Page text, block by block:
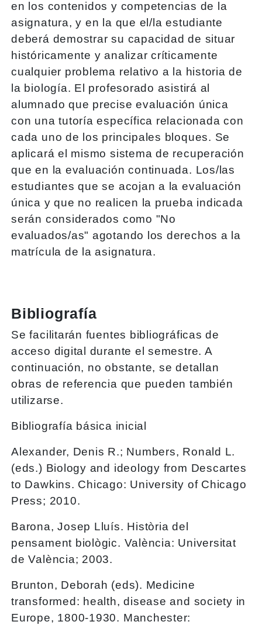
en los contenidos y competencias de la
asignatura, y en la que el/la estudiante
deberá demostrar su capacidad de situar
históricamente y analizar críticamente
cualquier problema relativo a la historia de
la biología. El profesorado asistirá al
alumnado que precise evaluación única
con una tutoría específica relacionada con
cada uno de los principales bloques. Se
aplicará el mismo sistema de recuperación
que en la evaluación continuada. Los/las
estudiantes que se acojan a la evaluación
única y que no realicen la prueba indicada
serán considerados como "No
evaluados/as" agotando los derechos a la
matrícula de la asignatura.
Bibliografía
Se facilitarán fuentes bibliográficas de
acceso digital durante el semestre. A
continuación, no obstante, se detallan
obras de referencia que pueden también
utilizarse.
Bibliografía básica inicial
Alexander, Denis R.; Numbers, Ronald L.
(eds.) Biology and ideology from Descartes
to Dawkins. Chicago: University of Chicago
Press; 2010.
Barona, Josep Lluís. Història del
pensament biològic. València: Universitat
de València; 2003.
Brunton, Deborah (eds). Medicine
transformed: health, disease and society in
Europe, 1800-1930. Manchester: